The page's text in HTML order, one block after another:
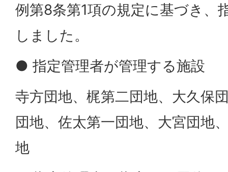
例第8条第1項の規定に基づき、
しました。
● 指定管理者が管理する施設
寺方団地、梶第二団地、大久保
団地、佐太第一団地、大宮団地
地